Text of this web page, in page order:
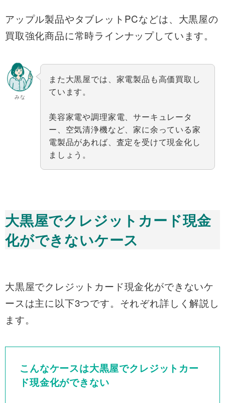
アップル製品やタブレットPCなどは、大黒屋の
買取強化商品に常時ラインナップしています。
みな
また大黒屋では、家電製品も高価買取し
ています。
美容家電や調理家電、サーキュレータ
ー、空気清浄機など、家に余っている家
電製品があれば、査定を受けて現金化し
ましょう。
大黒屋でクレジットカード現金
化ができないケース
大黒屋でクレジットカード現金化ができないケ
ースは主に以下3つです。それぞれ詳しく解説し
ます。
こんなケースは大黒屋でクレジットカー
ド現金化ができない